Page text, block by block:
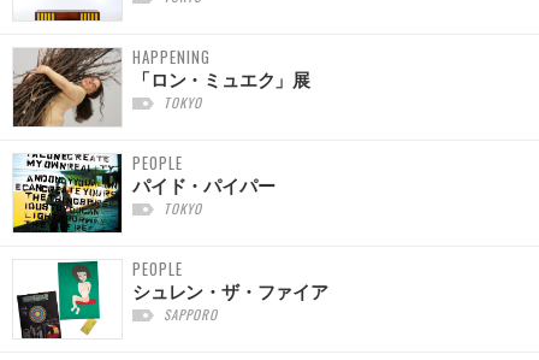
HAPPENING
「ロン・ミュエク」展
TOKYO
PEOPLE
パイド・パイパー
TOKYO
PEOPLE
シュレン・ザ・ファイア
SAPPORO